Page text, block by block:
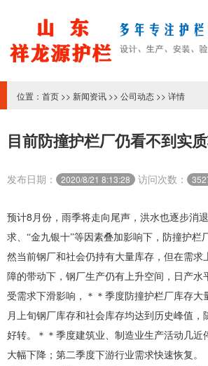
位置： 首页 >> 新闻资讯 >> 公司动态 >> 详情
目前防撞护栏厂​仍看不到实
发布日期： 2020/8/21 8:13:28 访问次数：
预计8 月份，雨季将走向尾声，洪水也逐步消
求、“金九银十”等因素叠加影响下， 防撞护栏
然当前钢厂和社会仍持有大量库存，但在需求
障的带动下，钢厂生产仍有上升空间，日产水
受需求下滑影响，＊＊季度防撞护栏厂库存大
月上旬钢厂库存和社会库存均达到历史峰值，
好转。＊＊季度建筑业、制造业生产活动几近
大幅下降；第二季度下游行业需求快速恢复。